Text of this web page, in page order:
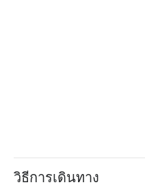
วิธีการเดินทาง